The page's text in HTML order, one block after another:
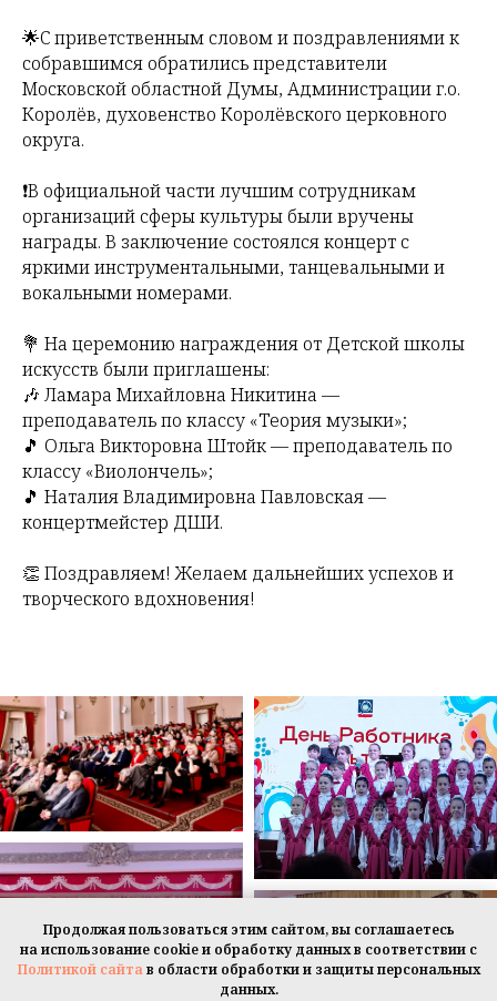
Продолжая пользоваться этим сайтом, вы соглашаетесь
на использование cookie и обработку данных в соответствии с
Политикой сайтав области обработки и защиты персональных
данных.
🌟С приветственным словом и поздравлениями к
собравшимся обратились представители
Московской областной Думы, Администрации г.о.
Королёв, духовенство Королёвского церковного
округа.
❗️В официальной части лучшим сотрудникам
организаций сферы культуры были вручены
награды. В заключение состоялся концерт с
яркими инструментальными, танцевальными и
вокальными номерами.
💐 На церемонию награждения от Детской школы
искусств были приглашены:
🎶 Ламара Михайловна Никитина —
преподаватель по классу «Теория музыки»;
🎵 Ольга Викторовна Штойк — преподаватель по
классу «Виолончель»;
🎵 Наталия Владимировна Павловская —
концертмейстер ДШИ.
👏 Поздравляем! Желаем дальнейших успехов и
творческого вдохновения!